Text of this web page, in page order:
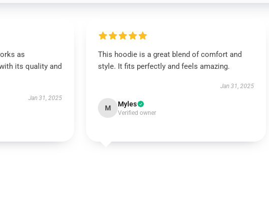
as
its quality and
Jan 31, 2025
This hoodie is a great blend of comfort and
style. It fits perfectly and feels amazing.
Jan 31, 2025
M Myles
Verified owner